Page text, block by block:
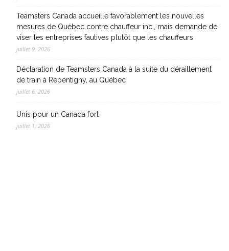
Teamsters Canada accueille favorablement les nouvelles
mesures de Québec contre chauffeur inc., mais demande de
viser les entreprises fautives plutôt que les chauffeurs
juillet 9, 2026
Déclaration de Teamsters Canada à la suite du déraillement
de train à Repentigny, au Québec
juillet 6, 2026
Unis pour un Canada fort
juillet 1, 2026